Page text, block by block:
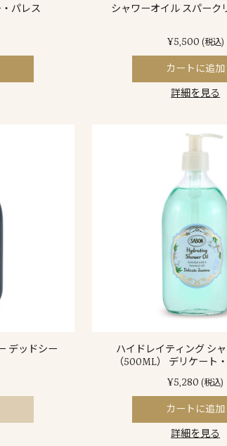
パレス シャワーオイル スパーク
¥5,500 (税込)
カートに追加
詳細を見る
デッドシー
ハイドレイティング シ
（500ML） デリケート
¥5,280 (税込)
カートに追加
詳細を見る